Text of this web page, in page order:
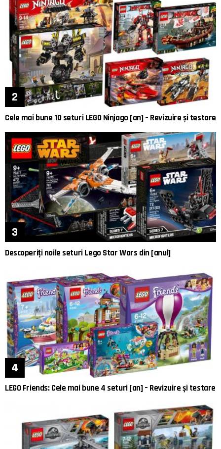
Cele mai bune 10 seturi LEGO Ninjago [an] – Revizuire și testare
Descoperiți noile seturi Lego Star Wars din [anul]
LEGO Friends: Cele mai bune 4 seturi [an] – Revizuire și testare